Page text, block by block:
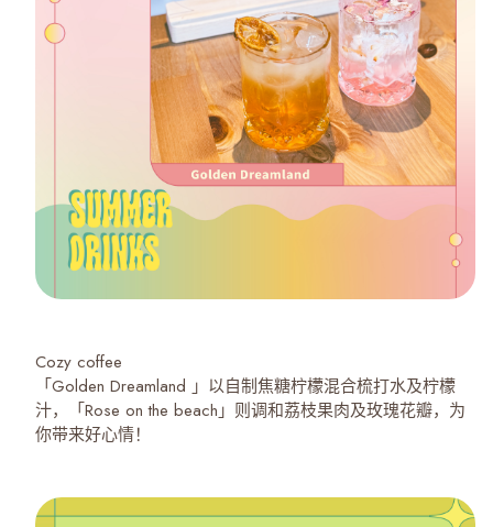
Cozy coffee
「Golden Dreamland 」以自制焦糖柠檬混合梳打水及柠檬
汁，「Rose on the beach」则调和荔枝果肉及玫瑰花瓣，为
你带来好心情！